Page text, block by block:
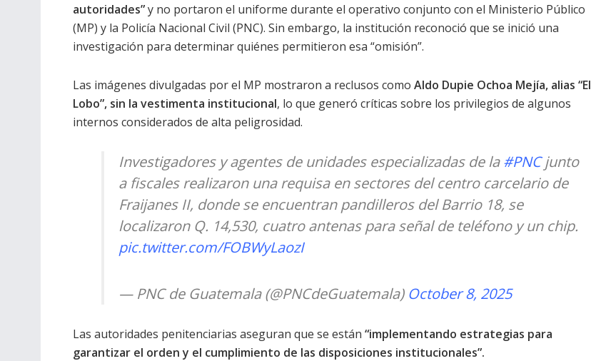
autoridades”y no portaron el uniforme durante el operativo conjunto con el Ministerio Público
(MP) y la Policía Nacional Civil (PNC). Sin embargo, la institución reconoció que se inició una
investigación para determinar quiénes permitieron esa “omisión”.
Las imágenes divulgadas por el MP mostraron a reclusos como Aldo Dupie Ochoa Mejía, alias “El
Lobo”, sin la vestimenta institucional, lo que generó críticas sobre los privilegios de algunos
internos considerados de alta peligrosidad.
Investigadores y agentes de unidades especializadas de la#PNCjunto
a fiscales realizaron una requisa en sectores del centro carcelario de
Fraijanes II, donde se encuentran pandilleros del Barrio 18, se
localizaron Q. 14,530, cuatro antenas para señal de teléfono y un chip.
pic.twitter.com/FOBWyLaozI
— PNC de Guatemala (@PNCdeGuatemala) October 8, 2025
Las autoridades penitenciarias aseguran que se están “implementando estrategias para
garantizar el orden y el cumplimiento de las disposiciones institucionales”.